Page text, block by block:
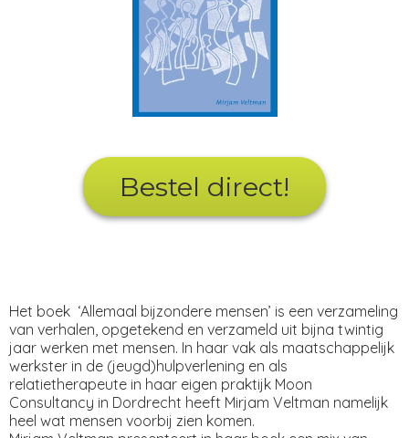
Bestel direct!
Het boek ‘Allemaal bijzondere mensen’ is een verzameling
van verhalen, opgetekend en verzameld uit bijna twintig
jaar werken met mensen. In haar vak als maatschappelijk
werkster in de (jeugd)hulpverlening en als
relatietherapeute in haar eigen praktijk Moon
Consultancy in Dordrecht heeft Mirjam Veltman namelijk
heel wat mensen voorbij zien komen.